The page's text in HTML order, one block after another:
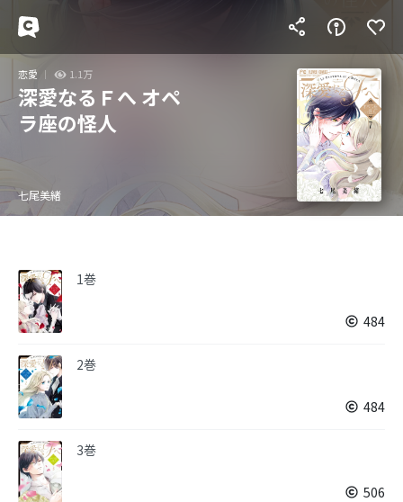
恋愛 1.1万
深愛なるＦへ オペ
ラ座の怪人
七尾美緒
1巻
484
2巻
484
3巻
506